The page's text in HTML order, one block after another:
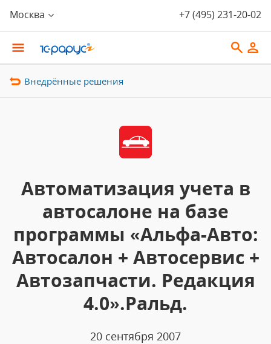
Москва +7 (495) 231-20-02
Внедрённые решения
Автоматизация учета в
автосалоне на базе
программы «Альфа-Авто:
Автосалон + Автосервис +
Автозапчасти. Редакция
4.0».Ральд.
20 сентября 2007